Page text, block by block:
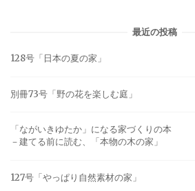
最近の投稿
128号「日本の夏の家」
別冊73号「野の花を楽しむ庭」
「ながいきゆたか」になる家づくりの本
－建てる前に読む、「本物の木の家」
127号「やっぱり自然素材の家」